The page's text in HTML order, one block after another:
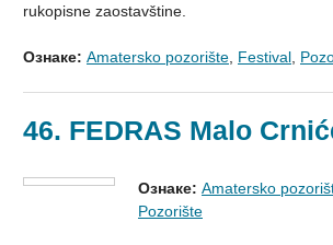
rukopisne zaostavštine.
Ознаке: Amatersko pozorište Festival
46. FEDRAS Malo
Ознаке: Amatersko
Pozorište